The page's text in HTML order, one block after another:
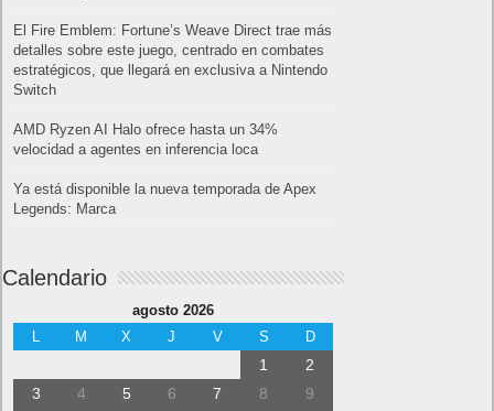
El Fire Emblem: Fortune’s Weave Direct trae más
detalles sobre este juego, centrado en combates
estratégicos, que llegará en exclusiva a Nintendo
Switch
AMD Ryzen AI Halo ofrece hasta un 34%
velocidad a agentes en inferencia loca
Ya está disponible la nueva temporada de Apex
Legends: Marca
Calendario
agosto 2026
L
M X J V S D
1
2
3
4 5 6 7 8
9